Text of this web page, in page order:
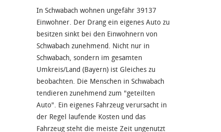
In Schwabach wohnen ungefähr 39137
Einwohner. Der Drang ein eigenes Auto zu
besitzen sinkt bei den Einwohnern von
Schwabach zunehmend. Nicht nur in
Schwabach, sondern im gesamten
Umkreis/Land (Bayern) ist Gleiches zu
beobachten. Die Menschen in Schwabach
tendieren zunehmend zum "geteilten
Auto". Ein eigenes Fahrzeug verursacht in
der Regel laufende Kosten und das
Fahrzeug steht die meiste Zeit ungenutzt